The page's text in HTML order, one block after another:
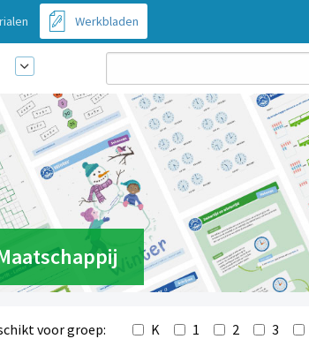
Werkbladen
voor groep: K 1 2 3